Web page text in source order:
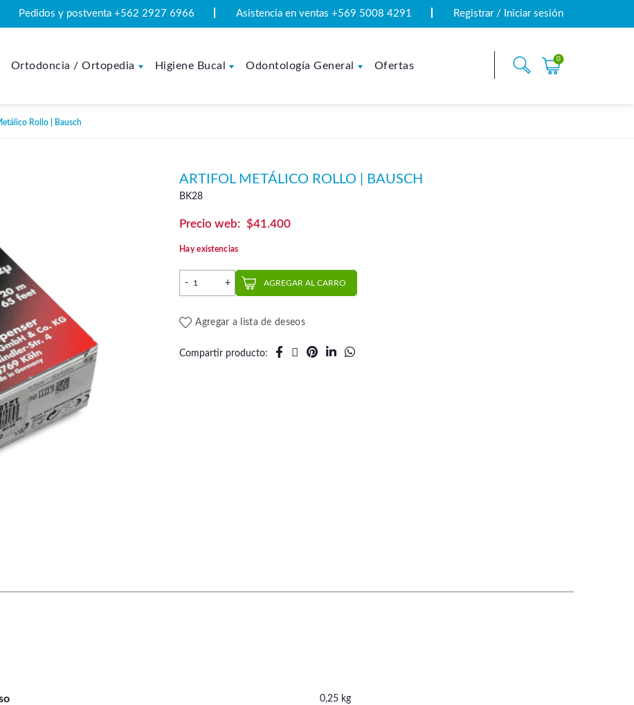
Pedidos y postventa +562 2927 6966 Asistencia en ventas +569 5008 4291 Registrar / Iniciar sesión
Ortodoncia / Ortopedia Higiene Bucal Odontología General Ofertas
0
Rollo | Bausch
ARTIFOL METÁLICO ROLLO | BAUSCH
BK28
$41.400
Hay existencias
Artifol Metálico Rollo | Bausch cantidad
AGREGAR AL CARRO
Agregar a lista de deseos
Compartir producto
0,25 kg